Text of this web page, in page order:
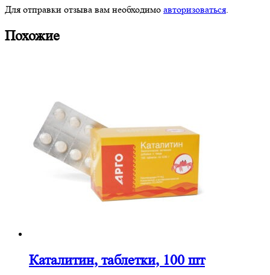
Для отправки отзыва вам необходимо авторизоваться
Похожие
Каталитин, таблетки, 100 шт